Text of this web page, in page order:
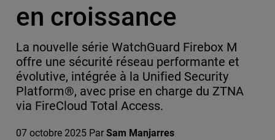
en croissance
La nouvelle série WatchGuard Firebox M
offre une sécurité réseau performante et
évolutive, intégrée à la Unified Security
Platform®, avec prise en charge du ZTNA
via FireCloud Total Access.
07 octobre 2025 Par Sam Manjarres